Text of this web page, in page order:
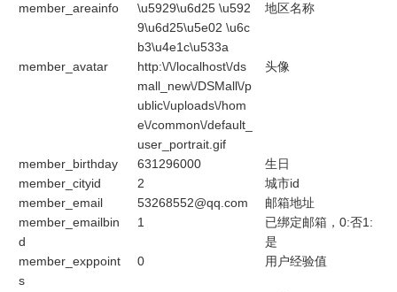
member_areainfo
\u5929\u6d25 \u592
9\u6d25\u5e02 \u6c
b3\u4e1c\u533a
地区名称
member_avatar
http:\/\/localhost\/ds
mall_new\/DSMall\/p
ublic\/uploads\/hom
e\/common\/default_
user_portrait.gif
头像
member_birthday 631296000
生日
member_cityid
2
城市id
member_email
53268552@qq.com
邮箱地址
member_emailbin
d
1
已绑定邮箱，0:否1:
是
member_exppoint
s
0 用户经验值